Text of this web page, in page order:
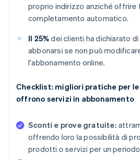
proprio indirizzo anziché offrire
completamento automatico.
Il 25% dei clienti ha dichiarato di
abbonarsi se non può
l'abbonamento online.
Checklist: migliori pratiche per
offrono servizi in abbonamento
Sconti e prove gratuite:
offrendo loro la possibilità di
prodotti o servizi per un